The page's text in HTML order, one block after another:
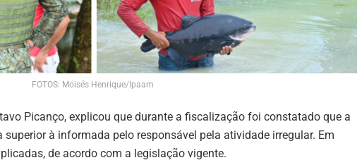
FOTOS: Moisés Henrique/Ipaam
Picanço, explicou que durante a fiscalização foi constatado que a
à informada pelo responsável pela atividade irregular. Em
de acordo com a legislação vigente.